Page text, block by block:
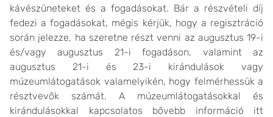
kávészüneteket és a fogadásokat. Bár a részvételi díj
fedezi a fogadásokat, mégis kérjük, hogy a regisztráció
során jelezze, ha szeretne részt venni az augusztus 19-i
és/vagy augusztus 21-i fogadáson, valamint az
augusztus 21-i és 23-i kirándulások vagy
múzeumlátogatások valamelyikén, hogy felmérhessük a
résztvevők számát. A múzeumlátogatásokkal és
kirándulásokkal kapcsolatos bővebb információ itt